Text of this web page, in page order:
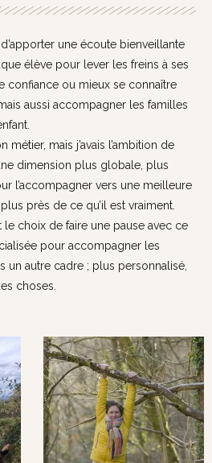
une écoute bienveillante
élève pour lever les freins à ses
confiance ou mieux se connaître
aussi accompagner les familles
métier, mais j’avais l’ambition de
dimension plus globale, plus
l’accompagner vers une meilleure
près de ce qu’il est vraiment.
le choix de faire une pause avec ce
pour accompagner les
un autre cadre ; plus personnalisé,
choses.